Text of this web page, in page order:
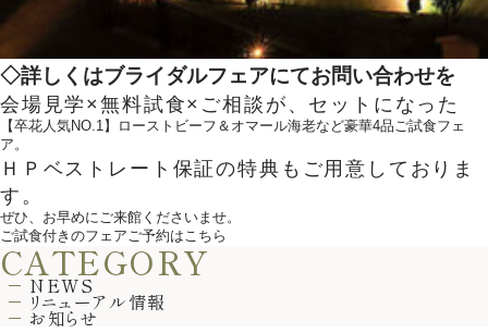
◇詳しくはブライダルフェアにてお問い合わせを
会場見学×無料試食×ご相談が、セットになった
【卒花人気NO.1】ローストビーフ＆オマール海老など豪華4品ご試食フェ
ア。
ＨＰベストレート保証の特典もご用意しておりま
す。
ぜひ、お早めにご来館くださいませ。
ご試食付きのフェアご予約はこちら
CATEGORY
NEWS
リニューアル情報
お知らせ